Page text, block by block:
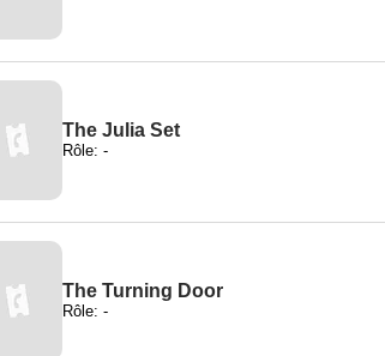
The Julia Set
Rôle: -
The Turning Door
Rôle: -